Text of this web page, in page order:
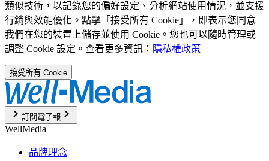
類似技術，以記錄您的偏好設定、分析網站使用情況，並支援
行銷與效能優化。點擊「接受所有 Cookie」，即表示您同意
我們在您的裝置上儲存並使用 Cookie。您也可以隨時管理或
調整 Cookie 設定。查看更多資訊： 隱私權政策
接受所有 Cookie
訂閱電子報
WellMedia
品牌理念